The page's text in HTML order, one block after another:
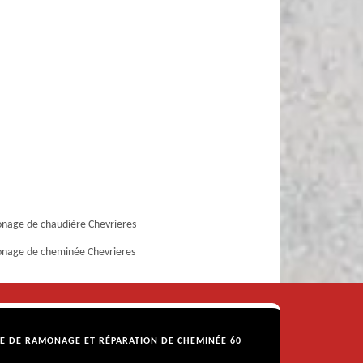
de chaudière Chevrieres
de cheminée Chevrieres
DE RAMONAGE ET RÉPARATION DE CHEMINÉE 60